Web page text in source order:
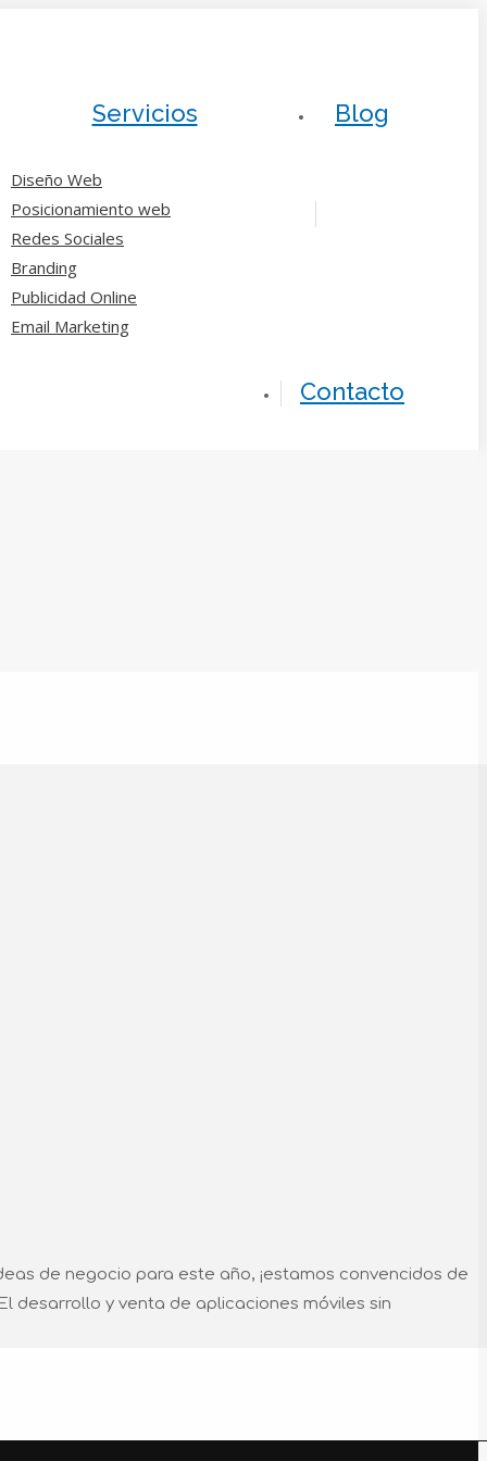
Servicios
Diseño Web
Posicionamiento web
Redes Sociales
Branding
Publicidad Online
Email Marketing
Blog
Contacto
de negocio para este año, ¡estamos convencidos de
desarrollo y venta de aplicaciones móviles sin